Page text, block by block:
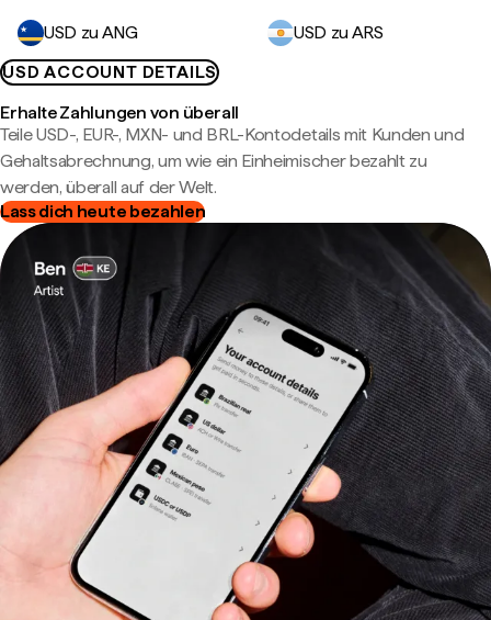
USD zu ANG
USD zu ARS
USD ACCOUNT DETAILS
Erhalte Zahlungen von überall
Teile USD-, EUR-, MXN- und BRL-Kontodetails mit Kunden und
Gehaltsabrechnung, um wie ein Einheimischer bezahlt zu
werden, überall auf der Welt.
Lass dich heute bezahlen